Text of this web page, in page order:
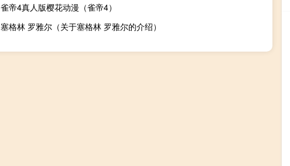
雀帝4真人版樱花动漫（雀帝4）
塞格林 罗雅尔（关于塞格林 罗雅尔的介绍）